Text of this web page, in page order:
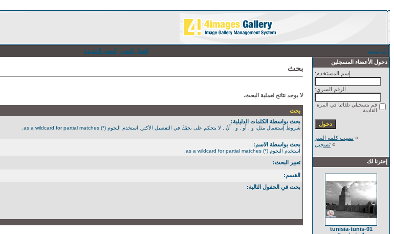
الرئيسية أفضل الصور
الصور الجديدة
دخول الأعضاء المسجلين
إسم المستخدم:
الرقم السري:
قم بتسجيلي تلقائيا في المرة
القادمة
» نسيت كلمة السر
» تسجيل
إخترنا لك
tunisia-tunis-01
بحث
لا يوجد نتائج لعملية البحث.
بحث
بحث بواسطة الكلمات الدليلية:
شروط إستعمال مثل، و , أَو , و , أَنْ , لا يتحكم على بحثِكَ في التفصيل الأكثر. استخدم النجوم (*) as a wildcard for partial matches.
بحث بواسطة الاسم:
استخدم النجوم (*) as a wildcard for partial matches.
تعبير البحث:
القسم:
بحث في الحقول التالية: